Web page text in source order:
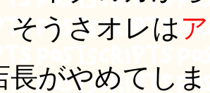
うさオレは
長がやめてし